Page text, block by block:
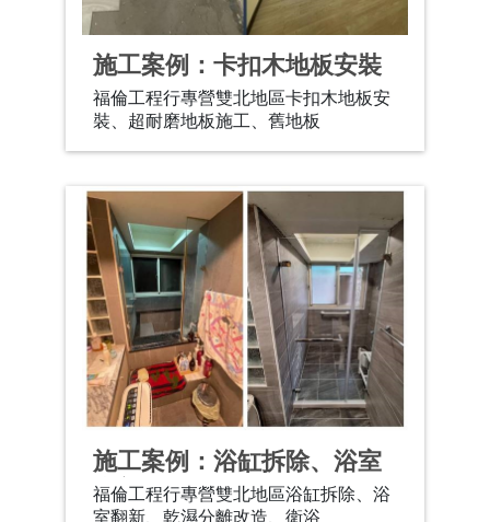
施工案例：卡扣木地板安裝
福倫工程行專營雙北地區卡扣木地板安
裝、超耐磨地板施工、舊地板
施工案例：浴缸拆除、浴室
翻新
福倫工程行專營雙北地區浴缸拆除、浴
室翻新、乾濕分離改造、衛浴